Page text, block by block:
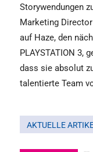
Storywendungen
Marketing
auf Haze, den
PLAYSTATION 3,
dass sie absolut
talentierte Team
AKTUELLE